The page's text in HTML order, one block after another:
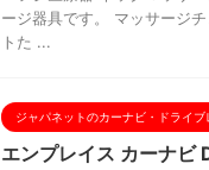
ージ器具です。 マッサージ
トた ...
ジャパネットのカーナビ・ドライブ
エンプレイス カーナ